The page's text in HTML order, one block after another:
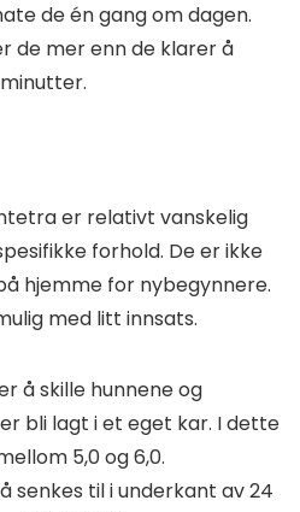
de én gang om dagen.
de mer enn de klarer å
er relativt vanskelig
forhold. De er ikke
hjemme for nybegynnere.
med litt innsats.
å skille hunnene og
bli lagt i et eget kar. I dette
5,0 og 6,0.
senkes til i underkant av 24